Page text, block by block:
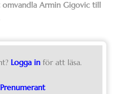
Armin Gigovic till
Logga in för att läsa.
Prenumerant